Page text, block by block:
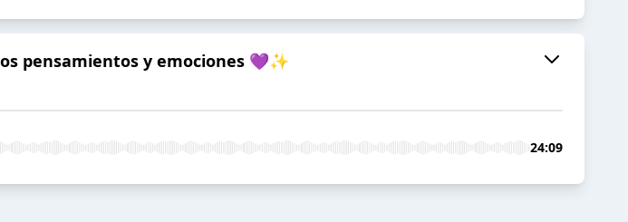
pensamientos y emociones 💜✨
24:09